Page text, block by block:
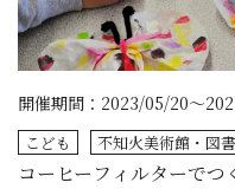
コーヒーフィルターでつ
開催期間：2023/05/20～
こども 不知火美術館・図